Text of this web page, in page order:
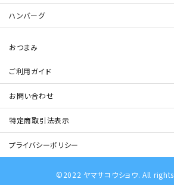
ハンバーグ
おつまみ
ご利用ガイド
お問い合わせ
特定商取引法表示
プライバシーポリシー
©2022 ヤマサコウショウ. All